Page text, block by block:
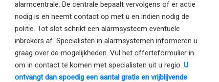
alarmcentrale. De centrale bepaalt vervolgens of er actie
nodig is en neemt contact op met u en indien nodig de
politie. Tot slot schrikt een alarmsysteem eventuele
inbrekers af. Specialisten in alarmsystemen informeren u
graag over de mogelijkheden. Vul het offerteformulier in
om in contact te komen met specialisten uit u regio. U
ontvangt dan spoedig een aantal gratis en vrijblijvende